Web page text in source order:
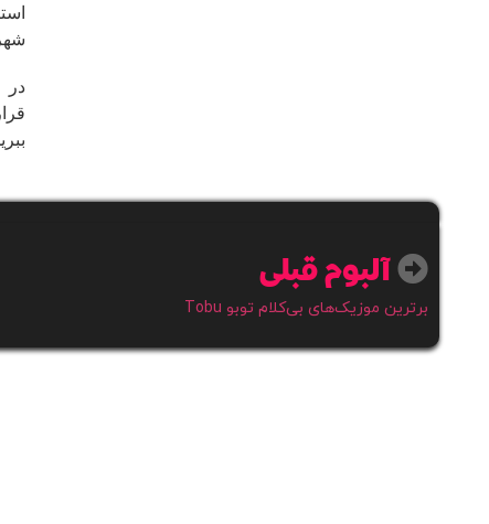
آلبوم قبلی
برترین موزیک‌های بی‌کلام توبو Tobu